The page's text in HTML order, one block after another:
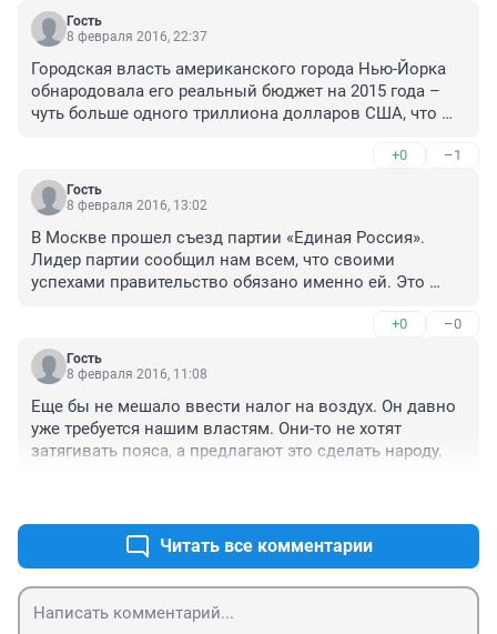
Гость
8 февраля 2016, 22:37
Городская власть американского города Нью-Йорка
обнародовала его реальный бюджет на 2015 года –
чуть больше одного триллиона долларов США, что
+0 –1
Гость
8 февраля 2016, 13:02
В Москве прошел съезд партии «Единая Россия».
Лидер партии сообщил нам всем, что своими
успехами правительство обязано именно ей. Это
съезде — глядя на «успехи» этого правительства
сомневаться не приходится. Также нам сообщили, что
уже в 11 веке население Руси было поголовно
цены в стране.
+0 –0
Гость
8 февраля 2016, 11:08
Еще бы не мешало ввести налог на воздух. Он давно
уже требуется нашим властям. Они-то не хотят
затягивать пояса, а предлагают это сделать народу.
Читать все комментарии